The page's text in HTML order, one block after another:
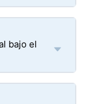
bajo el